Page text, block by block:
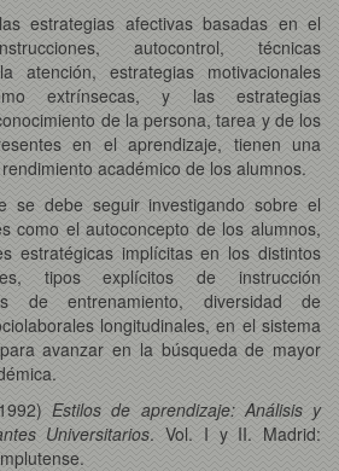
estrategias afectivas basadas en el
autocontrol, técnicas
atención, estrategias motivacionales
extrínsecas, y las estrategias
de la persona, tarea y de los
en el aprendizaje, tienen una
académico de los alumnos.
se debe seguir investigando sobre el
como el autoconcepto de los alumnos,
estratégicas implícitas en los distintos
tipos explícitos de instrucción
de entrenamiento, diversidad de
longitudinales, en el sistema
avanzar en la búsqueda de mayor
Estilos de aprendizaje: Análisis y
Universitarios. Vol. I y II. Madrid: